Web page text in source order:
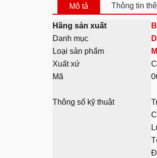
Mô tả Thông tin
Hãng sản xuất
Danh mục
Loại sản phẩm
Xuất xứ
Mã
Thông số kỹ thuật